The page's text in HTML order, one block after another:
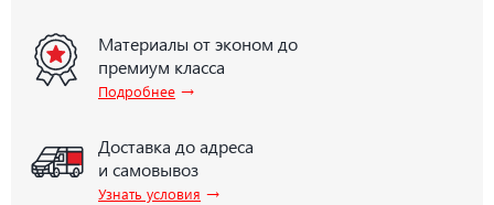
Материалы от эконом до
премиум класса
Подробнее →
Доставка до адреса
и самовывоз
Узнать условия →